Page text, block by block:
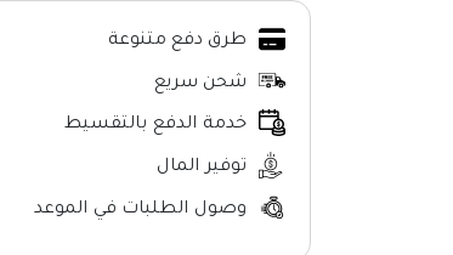
طرق دفع متنوعة
شحن سريع
خدمة الدفع بالتقسيط
توفير المال
وصول الطلبات في الموعد